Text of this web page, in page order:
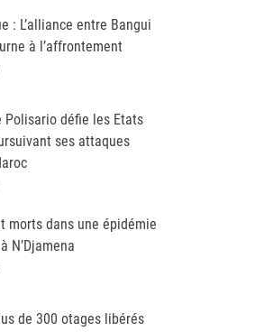
: L’alliance entre Bangui
à l’affrontement
Polisario défie les Etats
ses attaques
morts dans une épidémie
N’Djamena
de 300 otages libérés